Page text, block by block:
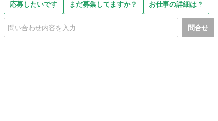
応募したいです まだ募集してますか？ お仕事の詳細は？
問合せ